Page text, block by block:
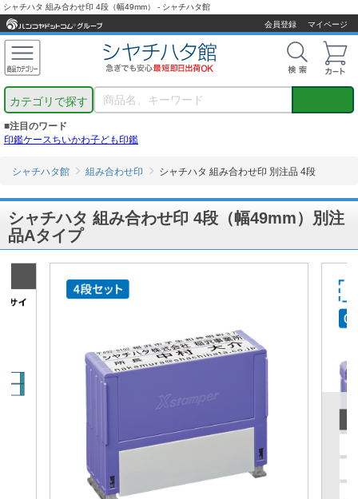
シャチハタ 組み合わせ印 4段（幅49mm） - シャチハタ館
会員登録
マイページ
カテゴリで探す
■注目のワード
印鑑ケースちいかわ子ども印鑑
シャチハタ館 組み合わせ印 シャチハタ 組み合わせ印 別注品 4段
シャチハタ 組み合わせ印 4段（幅49mm）別注
品Aタイプ